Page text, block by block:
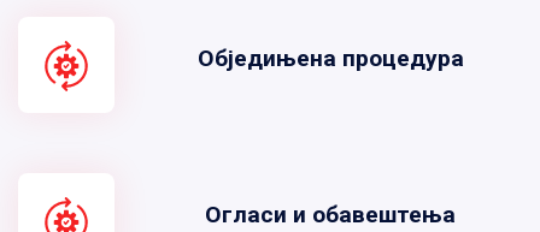
Обједињена процедура
Огласи и обавештења